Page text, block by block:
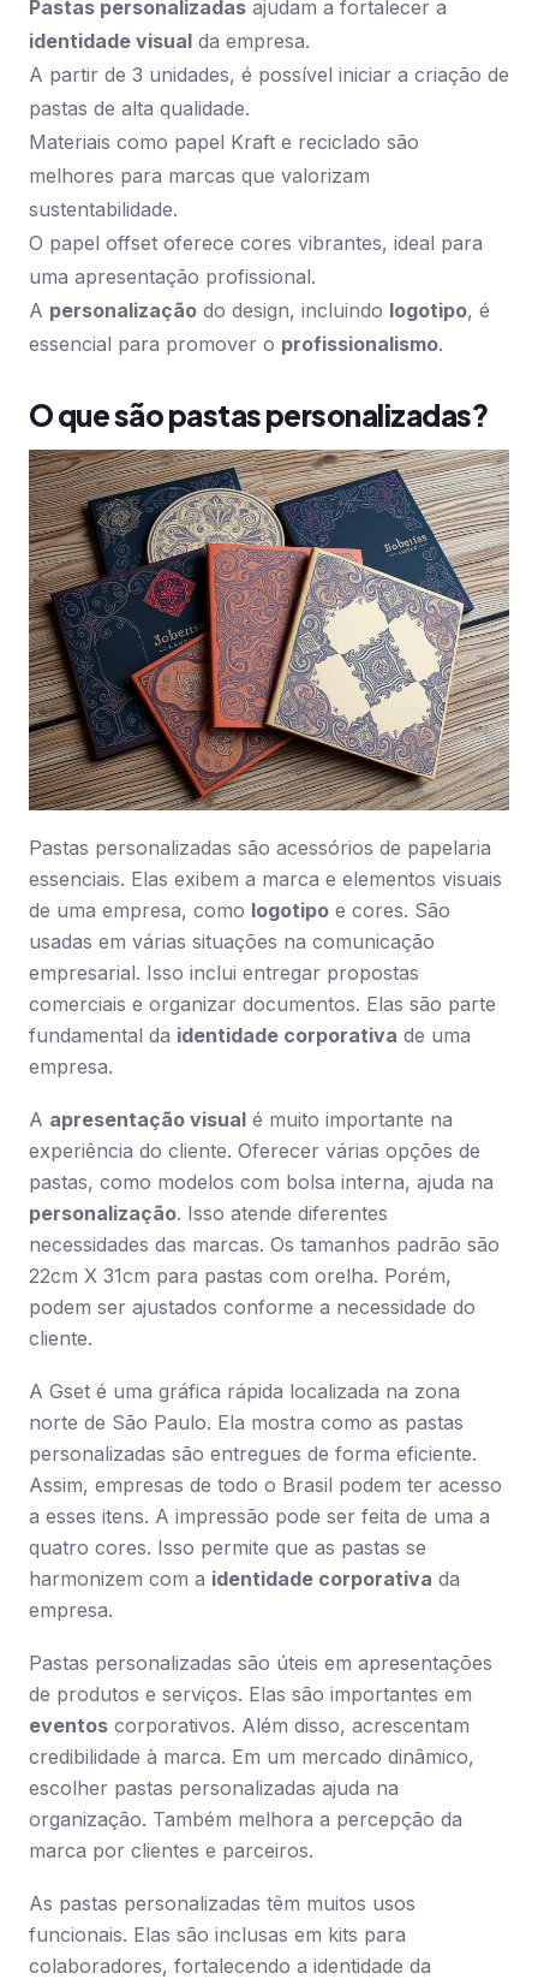
Pastas personalizadas ajudam a fortalecer a
identidade visual da empresa.
A partir de 3 unidades, é possível iniciar a criação de
pastas de alta qualidade.
Materiais como papel Kraft e reciclado são
melhores para marcas que valorizam
sustentabilidade.
O papel offset oferece cores vibrantes, ideal para
uma apresentação profissional.
A personalização do design, incluindo logotipo, é
essencial para promover o profissionalismo.
O que são pastas personalizadas?
Pastas personalizadas são acessórios de papelaria
essenciais. Elas exibem a marca e elementos visuais
de uma empresa, como logotipo e cores. São
usadas em várias situações na comunicação
empresarial. Isso inclui entregar propostas
comerciais e organizar documentos. Elas são parte
fundamental da identidade corporativa de uma
empresa.
A apresentação visual é muito importante na
experiência do cliente. Oferecer várias opções de
pastas, como modelos com bolsa interna, ajuda na
personalização. Isso atende diferentes
necessidades das marcas. Os tamanhos padrão são
22cm X 31cm para pastas com orelha. Porém,
podem ser ajustados conforme a necessidade do
cliente.
A Gset é uma gráfica rápida localizada na zona
norte de São Paulo. Ela mostra como as pastas
personalizadas são entregues de forma eficiente.
Assim, empresas de todo o Brasil podem ter acesso
a esses itens. A impressão pode ser feita de uma a
quatro cores. Isso permite que as pastas se
harmonizem com a identidade corporativa da
empresa.
Pastas personalizadas são úteis em apresentações
de produtos e serviços. Elas são importantes em
eventos corporativos. Além disso, acrescentam
credibilidade à marca. Em um mercado dinâmico,
escolher pastas personalizadas ajuda na
organização. Também melhora a percepção da
marca por clientes e parceiros.
As pastas personalizadas têm muitos usos
funcionais. Elas são inclusas em kits para
colaboradores, fortalecendo a identidade da